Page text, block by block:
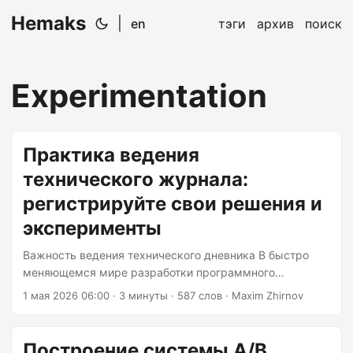
Hemaks en тэги архив поиск
Experimentation
Практика ведения
технического журнала:
регистрируйте свои решения и
эксперименты
Важность ведения технического дневника В быстро
меняющемся мире разработки программного
обеспечения легко увлечься повседневной рутиной и
подробного журнала ваших решений, экспериментов и
1 мая 2026 06:00 · 3 минуты · 587 слов · Maxim Zhirnov